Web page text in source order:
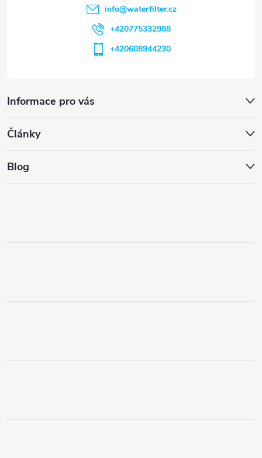
Informace pro vás
Články
Blog
info@waterfilter.cz
+420775332988
+420608944230